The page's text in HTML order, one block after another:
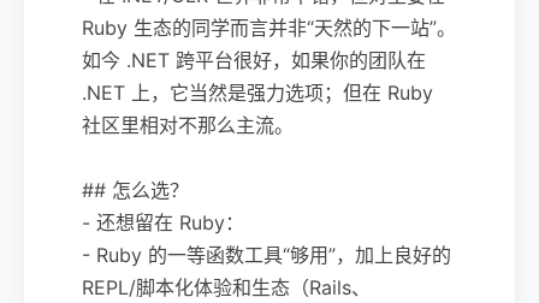
Ruby 生态的同学而言并非“天然的下一站”。
如今 .NET 跨平台很好，如果你的团队在
.NET 上，它当然是强力选项；但在 Ruby
社区里相对不那么主流。
## 怎么选？
- 还想留在 Ruby：
- Ruby 的一等函数工具“够用”，加上良好的
REPL/脚本化体验和生态（Rails、